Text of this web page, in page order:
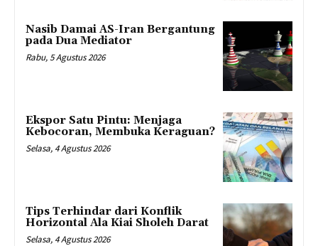
Nasib Damai AS-Iran Bergantung
pada Dua Mediator
Rabu, 5 Agustus 2026
Ekspor Satu Pintu: Menjaga
Kebocoran, Membuka Keraguan?
Selasa, 4 Agustus 2026
Tips Terhindar dari Konflik
Horizontal Ala Kiai Sholeh Darat
Selasa, 4 Agustus 2026